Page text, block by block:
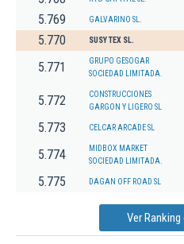
5.769 GALVARINO SL.
5.770 SUSY TEX SL.
5.771
GRUPO GESOGAR
SOCIEDAD LIMITADA.
5.772
CONSTRUCCIONES
GARGON Y LIGERO SL
5.773 CELCAR ARCADE SL
5.774
MIDBOX MARKET
SOCIEDAD LIMITADA.
5.775 DAGAN OFF ROAD SL
Ver